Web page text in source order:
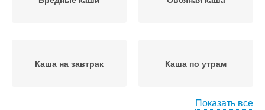
Каша на завтрак Каша по утрам
Показать все